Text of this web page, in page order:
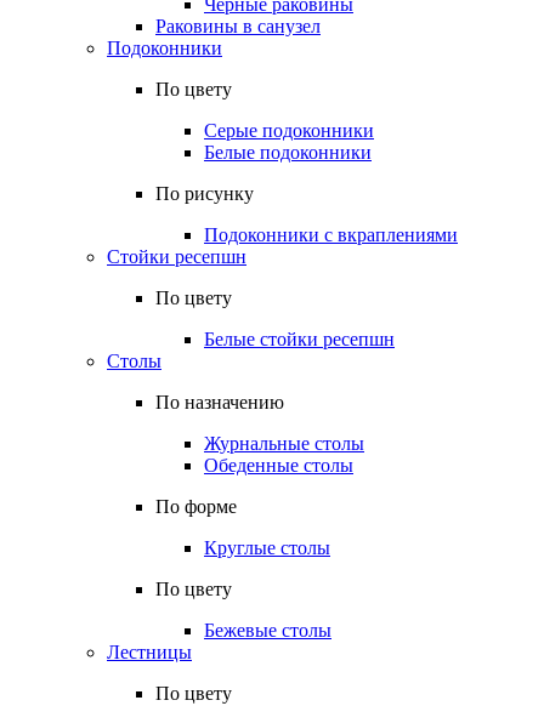
Черные раковины
Раковины в санузел
Подоконники
По цвету
Серые подоконники
Белые подоконники
По рисунку
Подоконники с вкраплениями
Стойки ресепшн
По цвету
Белые стойки ресепшн
Столы
По назначению
Журнальные столы
Обеденные столы
По форме
Круглые столы
По цвету
Бежевые столы
Лестницы
По цвету